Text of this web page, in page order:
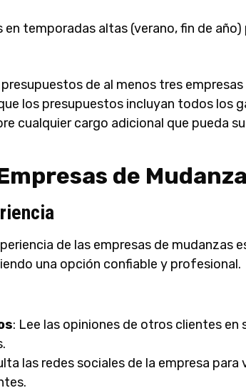
en temporadas altas (verano, fin de año)
de al menos tres
los presupuestos incluyan todos los
cualquier cargo adicional que pueda
de
de las empresas de mudanzas
una opción confiable y profesional.
: Lee las opiniones de otros clientes en
las redes sociales de la empresa